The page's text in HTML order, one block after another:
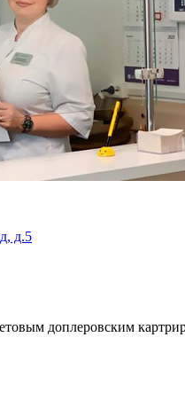
д.5
доплеровским